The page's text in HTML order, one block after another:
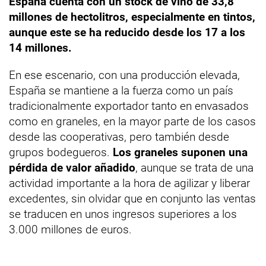
millones de hectolitros, especialmente en tintos,
aunque este se ha reducido desde los 17 a los
14 millones.
En ese escenario, con una producción elevada,
España se mantiene a la fuerza como un país
tradicionalmente exportador tanto en envasados
como en graneles, en la mayor parte de los casos
desde las cooperativas, pero también desde
grupos bodegueros. Los graneles suponen una
pérdida de valor añadido, aunque se trata de una
actividad importante a la hora de agilizar y liberar
excedentes, sin olvidar que en conjunto las ventas
se traducen en unos ingresos superiores a los
3.000 millones de euros.